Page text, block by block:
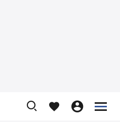
   

